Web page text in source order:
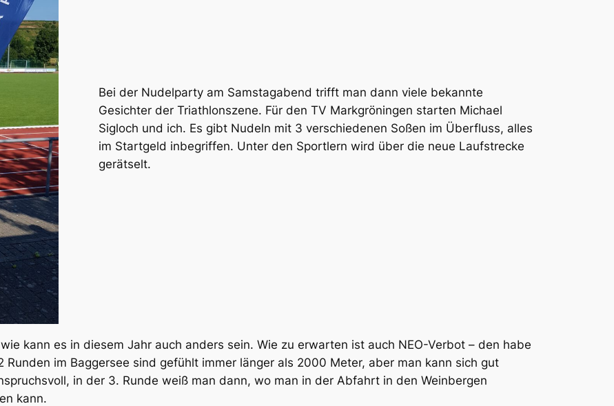
Bei der Nudelparty am Samstagabend trifft man dann viele bekannte
Gesichter der Triathlonszene. Für den TV Markgröningen starten Michael
Sigloch und ich. Es gibt Nudeln mit 3 verschiedenen Soßen im Überfluss, alles
im Startgeld inbegriffen. Unter den Sportlern wird über die neue Laufstrecke
gerätselt.
kann es in diesem Jahr auch anders sein. Wie zu erwarten ist auch NEO-Verbot – den habe
im Baggersee sind gefühlt immer länger als 2000 Meter, aber man kann sich gut
in der 3. Runde weiß man dann, wo man in der Abfahrt in den Weinbergen
kann.